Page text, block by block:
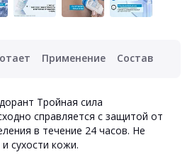
Применение Состав
Тройная сила
справляется с защитой от
в течение 24 часов. Не
сухости кожи.